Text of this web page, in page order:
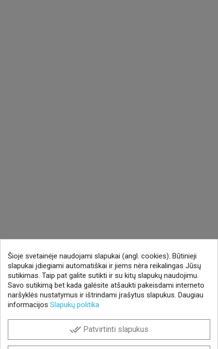
Šioje svetainėje naudojami slapukai (angl. cookies). Būtinieji
slapukai įdiegiami automatiškai ir jiems nėra reikalingas Jūsų
sutikimas. Taip pat galite sutikti ir su kitų slapukų naudojimu.
Savo sutikimą bet kada galėsite atšaukti pakeisdami interneto
naršyklės nustatymus ir ištrindami įrašytus slapukus. Daugiau
informacijos Slapukų politika
done_all Patvirtinti slapukus